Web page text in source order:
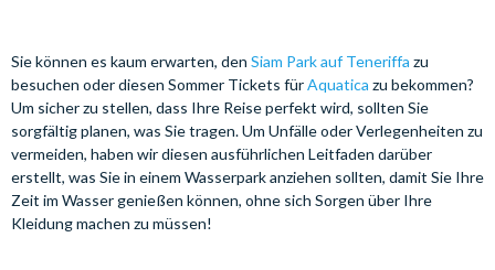
Sie können es kaum erwarten, den Siam Park auf Teneriffa zu
besuchen oder diesen Sommer Tickets fürAquatica zu bekommen?
Um sicher zu stellen, dass Ihre Reise perfekt wird, sollten Sie
sorgfältig planen, was Sie tragen. Um Unfälle oder Verlegenheiten zu
vermeiden, haben wir diesen ausführlichen Leitfaden darüber
erstellt, was Sie in einem Wasserpark anziehen sollten, damit Sie Ihre
Zeit im Wasser genießen können, ohne sich Sorgen über Ihre
Kleidung machen zu müssen!